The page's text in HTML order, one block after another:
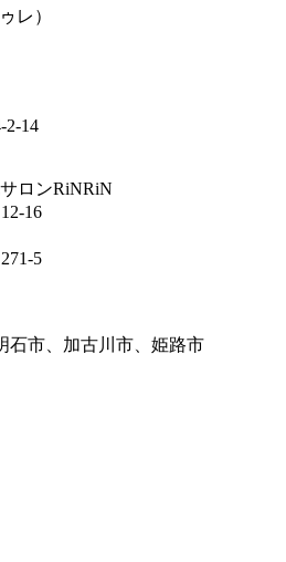
レ）
2-14
ンRiNRiN
16
5
石市、加古川市、姫路市